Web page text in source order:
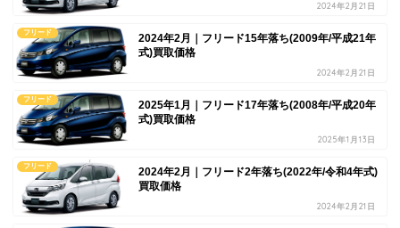
2024年2月21日
フリード
2024年2月｜フリード15年落ち(2009年/平成21年
式)買取価格
2024年2月21日
フリード
2025年1月｜フリード17年落ち(2008年/平成20年
式)買取価格
2025年1月13日
フリード
2024年2月｜フリード2年落ち(2022年/令和4年式)
買取価格
2024年2月21日